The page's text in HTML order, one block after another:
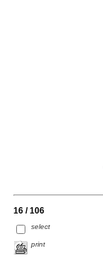
16 / 106
select
print